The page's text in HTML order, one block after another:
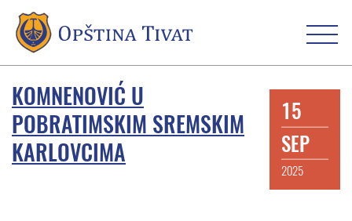
KOMNENOVIĆ U
POBRATIMSKIM SREMSKIM
KARLOVCIMA
15
SEP
2025